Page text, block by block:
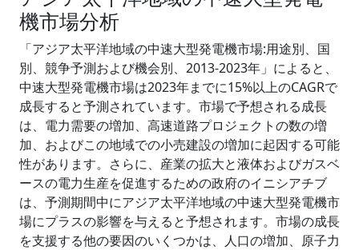
機市場分析
「アジア太平洋地域の中速大型発電機市場:用途別、国
別、競争予測および機会別、2013-2023年」によると、
中速大型発電機市場は2023年までに15%以上のCAGRで
成長すると予測されています。市場で予想される成長
は、電力需要の増加、高速道路プロジェクトの数の増
加、およびこの地域での小売建設の増加に起因する可能
性があります。さらに、産業の拡大と液体およびガスベ
ースの電力生産を促進するための政府のイニシアチブ
は、予測期間中にアジア太平洋地域の中速大型発電機市
場にプラスの影響を与えると予想されます。市場の成長
を支援する他の要因のいくつかは、人口の増加、原子力